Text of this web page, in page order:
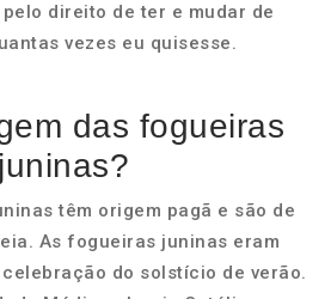
direito de ter e mudar de
vezes eu quisesse.
das fogueiras
juninas?
têm origem pagã e são de
As fogueiras juninas eram
do solstício de verão.